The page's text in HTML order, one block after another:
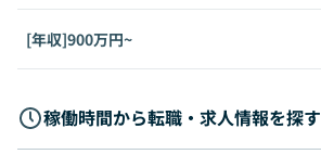
[年収]900万円~
稼働時間から転職・求人情報を探す